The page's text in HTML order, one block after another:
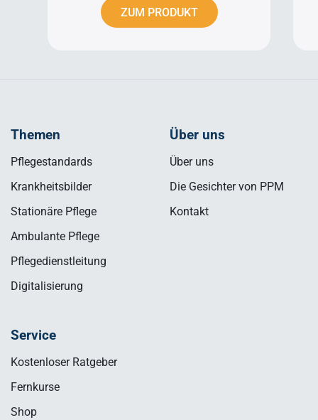
ZUM PRODUKT
Themen
Pflegestandards
Krankheitsbilder
Stationäre Pflege
Ambulante Pflege
Pflegedienstleitung
Digitalisierung
Über uns
Über uns
Die Gesichter von PPM
Kontakt
Service
Kostenloser Ratgeber
Fernkurse
Shop